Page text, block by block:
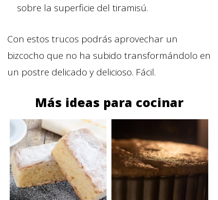
sobre la superficie del tiramisú.
Con estos trucos podrás aprovechar un
bizcocho que no ha subido transformándolo en
un postre delicado y delicioso. Fácil.
Más ideas para cocinar